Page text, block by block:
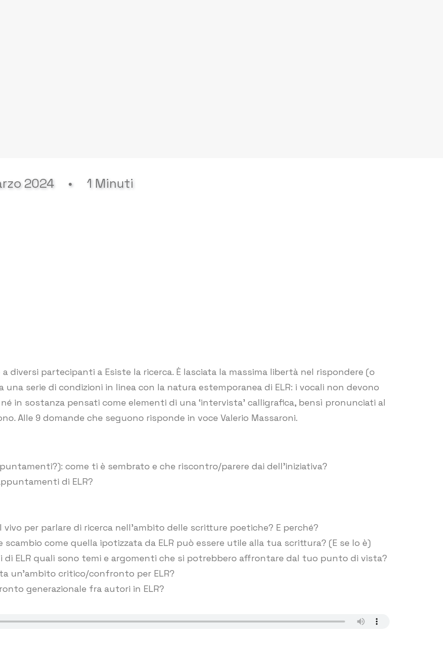
2024 • 1 Minuti
diversi partecipanti a Esiste la ricerca. È lasciata la massima libertà nel rispondere (o
serie di condizioni in linea con la natura estemporanea di ELR: i vocali non devono
in sostanza pensati come elementi di una ‘intervista’ calligrafica, bensì pronunciati al
Alle 9 domande che seguono risponde in voce Valerio Massaroni.
come ti è sembrato e che riscontro/parere dai dell’iniziativa?
di ELR?
per parlare di ricerca nell’ambito delle scritture poetiche? E perché?
come quella ipotizzata da ELR può essere utile alla tua scrittura? (E se lo è)
ELR quali sono temi e argomenti che si potrebbero affrontare dal tuo punto di vista?
un’ambito critico/confronto per ELR?
generazionale fra autori in ELR?